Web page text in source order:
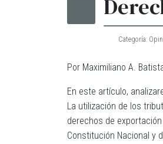
Categoría:
Por Maximiliano A.
En este artículo,
La utilización de los
derechos de
Constitución Nacional y